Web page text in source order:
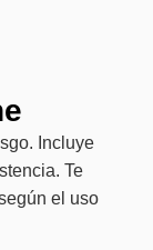
Incluye
Te
el uso